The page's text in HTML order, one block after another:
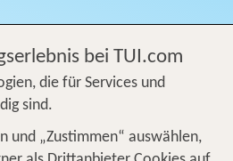
Mietwagen Kreuzfahrten
bei TUI.com
die für Services und
sind.
und „Zustimmen“ auswählen,